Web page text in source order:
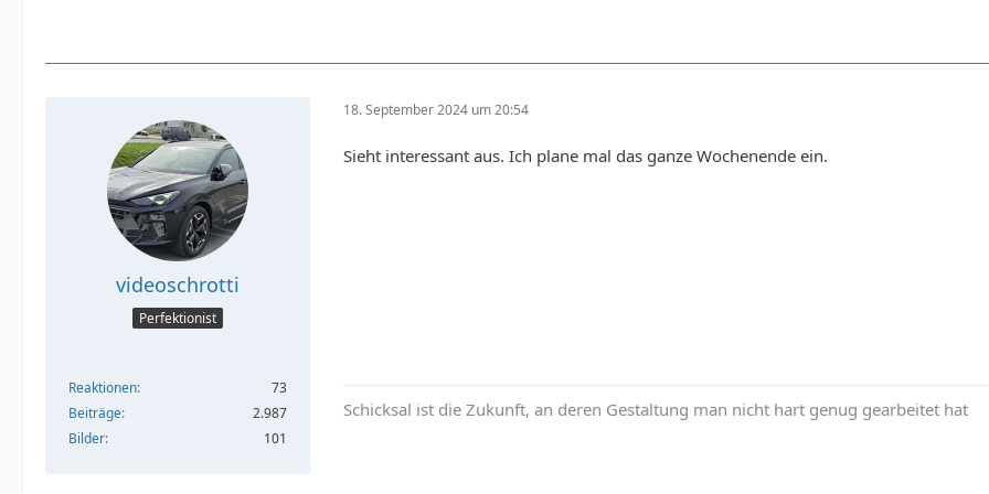
videoschrotti
Perfektionist
Reaktionen
73
Beiträge
2.987
Bilder
101
18. September 2024 um 20:54
Sieht interessant aus. Ich plane mal das ganze Wochenende ein.
Schicksal ist die Zukunft, an deren Gestaltung man nicht hart genug gearbeitet hat